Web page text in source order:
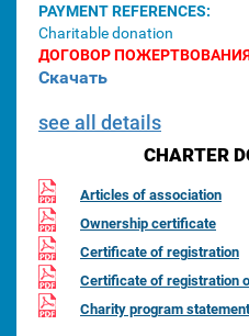
PAYMENT REFERENCES:
Charitable donation
ДОГОВОР
Скачать
see all details
CHARTER
Articles of association
Ownership certificate
Certificate of registration
Certificate of registration
Charity program